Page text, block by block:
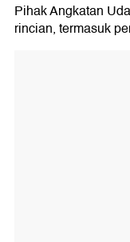
Pihak Angkatan
rincian, termasuk